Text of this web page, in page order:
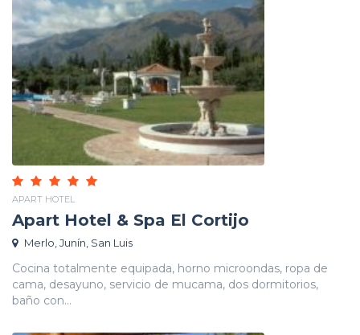
APART HOTEL
Apart Hotel & Spa El Cortijo
Merlo, Junín, San Luis
Cocina totalmente equipada, horno microondas, ropa de
cama, desayuno, servicio de mucama, dos dormitorios,
baño con...